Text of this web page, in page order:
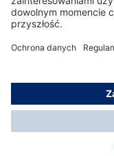
Korzystanie ze
© Dräger Polska
*Wszystkie ceny